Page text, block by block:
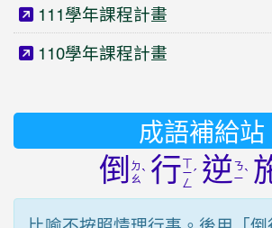
111學年課程計畫
110學年課程計畫
成語補給站
倒 ㄉ
ㄠˋ 行ㄧ
ㄥ
ˊ 逆 ㄋ
ㄧˋ